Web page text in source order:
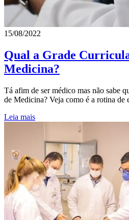
15/08/2022
Qual a Grade
Medicina?
Tá afim de ser médico mas não sabe
de Medicina? Veja como é a rotina de
Leia mais